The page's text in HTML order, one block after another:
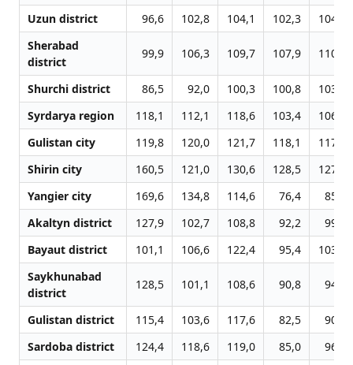
Uzun district
96,6 102,8 104,1 102,3
104,8
Sherabad
district
99,9 106,3 109,7 107,9 110,5
Shurchi district 86,5 92,0 100,3 100,8
103,2
Syrdarya region
118,1 112,1 118,6 103,4
106,7
Gulistan city
119,8 120,0 121,7 118,1
117,6
Shirin city
160,5 121,0 130,6 128,5
127,3
Yangier city
169,6 134,8 114,6 76,4
85,0
Akaltyn district
127,9 102,7 108,8 92,2
99,9
Bayaut district
101,1 106,6 122,4 95,4
103,0
Saykhunabad
district
128,5 101,1 108,6 90,8 94,7
Gulistan district 115,4 103,6 117,6 82,5
90,1
Sardoba district
124,4 118,6 119,0 85,0
96,3